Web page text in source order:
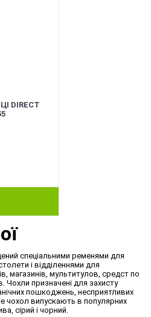
DIRECT
спеціальними ременями для
і відділеннями для
магазинів, мультитулов, средст по
Чохли призначені для захисту
пошкоджень, несприятливих
чохол випускають в популярних
сірий і чорний.